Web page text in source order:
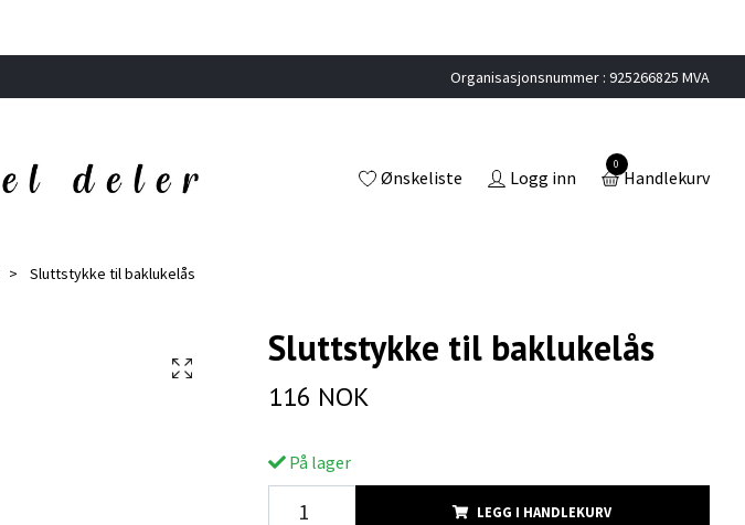
Organisasjonsnummer : 925266825 MVA
Ønskeliste Logg inn
0
Handlekurv
Sluttstykke til baklukelås
Sluttstykke til baklukelås
116 NOK
På lager
LEGG I HANDLEKURV